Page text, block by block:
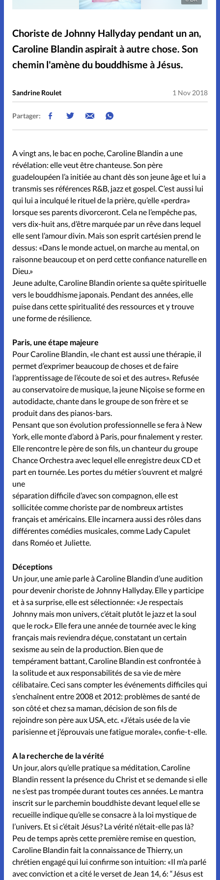
Noël
Pâques
People
Relations
Science
Sentiments
Sexualité
Sondage
Vécu
Accueil
Lecture en ligne
Parrainage
Don libre
Boutique
À propos
Contact
Choriste de Johnny Hallyday pendant un an,
Caroline Blandin aspirait à autre chose. Son
chemin l'amène du bouddhisme à Jésus.
Sandrine Roulet 1 Nov 2018
Partager:
A vingt ans, le bac en poche, Caroline Blandin a une
révélation: elle veut être chanteuse. Son père
guadeloupéen l’a initiée au chant dès son jeune âge et lui a
transmis ses références R&B, jazz et gospel. C’est aussi lui
qui lui a inculqué le rituel de la prière, qu’elle «perdra»
lorsque ses parents divorceront. Cela ne l’empêche pas,
vers dix-huit ans, d’être marquée par un rêve dans lequel
elle sent l’amour divin. Mais son esprit cartésien prend le
dessus: «Dans le monde actuel, on marche au mental, on
raisonne beaucoup et on perd cette confiance naturelle en
Dieu.»
Jeune adulte, Caroline Blandin oriente sa quête spirituelle
vers le bouddhisme japonais. Pendant des années, elle
puise dans cette spiritualité des ressources et y trouve
une forme de résilience.
Paris, une étape majeure
Pour Caroline Blandin, «le chant est aussi une thérapie, il
permet d’exprimer beaucoup de choses et de faire
l’apprentissage de l’écoute de soi et des autres». Refusée
au conservatoire de musique, la jeune Niçoise se forme en
autodidacte, chante dans le groupe de son frère et se
produit dans des pianos-bars.
Pensant que son évolution professionnelle se fera à New
York, elle monte d’abord à Paris, pour finalement y rester.
Elle rencontre le père de son fils, un chanteur du groupe
Chance Orchestra avec lequel elle enregistre deux CD et
part en tournée. Les portes du métier s’ouvrent et malgré
une
séparation difficile d’avec son compagnon, elle est
sollicitée comme choriste par de nombreux artistes
français et américains. Elle incarnera aussi des rôles dans
différentes comédies musicales, comme Lady Capulet
dans Roméo et Juliette.
Déceptions
Un jour, une amie parle à Caroline Blandin d’une audition
pour devenir choriste de Johnny Hallyday. Elle y participe
et à sa surprise, elle est sélectionnée: «Je respectais
Johnny mais mon univers, c’était plutôt le jazz et la soul
que le rock.» Elle fera une année de tournée avec le king
français mais reviendra déçue, constatant un certain
sexisme au sein de la production. Bien que de
tempérament battant, Caroline Blandin est confrontée à
la solitude et aux responsabilités de sa vie de mère
célibataire. Ceci sans compter les événements difficiles qui
s’enchaînent entre 2008 et 2012: problèmes de santé de
son côté et chez sa maman, décision de son fils de
rejoindre son père aux USA, etc. «J’étais usée de la vie
parisienne et j’éprouvais une fatigue morale», confie-t-elle.
A la recherche de la vérité
Un jour, alors qu’elle pratique sa méditation, Caroline
Blandin ressent la présence du Christ et se demande si elle
ne s’est pas trompée durant toutes ces années. Le mantra
inscrit sur le parchemin bouddhiste devant lequel elle se
recueille indique qu’elle se consacre à la loi mystique de
l’univers. Et si c’était Jésus? La vérité n’était-elle pas là?
Peu de temps après cette première remise en question,
Caroline Blandin fait la connaissance de Thierry, un
chrétien engagé qui lui confirme son intuition: «Il m’a parlé
avec conviction et a cité le verset de Jean 14, 6: “Jésus est